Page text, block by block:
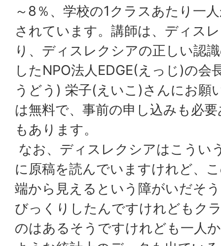
～8％、学校の1クラスあたり一
されています。講師は、ディス
り、ディスレクシアの正しい認
したNPO法人EDGE(えっじ)の会
うどう) 栄子(えいこ)さんにお願
は無料で、事前の申し込みも必
もあります。
なお、ディスレクシアはこうい
に原稿を読んでいますけれど、
端から見えるという障がいだそ
びっくりしたんですけれどもク
のはあるそうですけれども一人